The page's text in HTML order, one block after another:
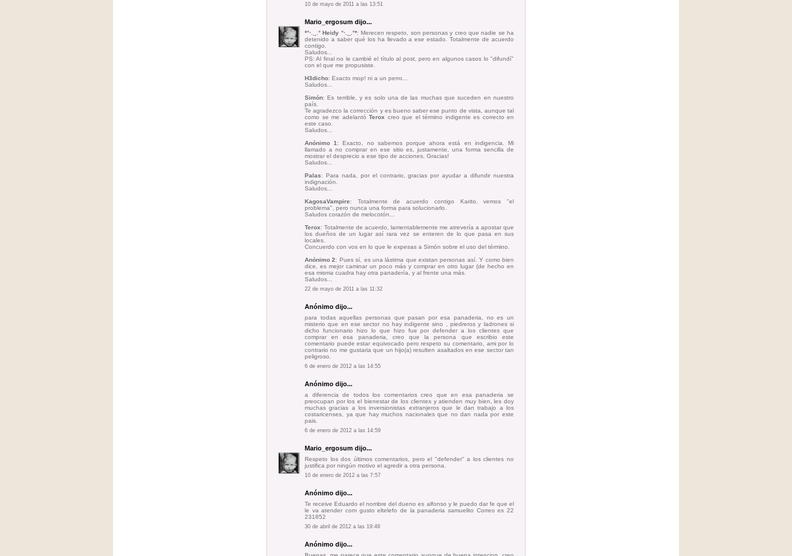
10 de mayo de 2011 a las 13:51
Mario_ergosum dijo...
*°·.¸¸.° Heidy °·.¸¸.°*: Merecen respeto, son personas y creo que nadie se ha
detenido a saber qué los ha llevado a ese estado. Totalmente de acuerdo
contigo.
Saludos...
PS: Al final no le cambié el título al post, pero en algunos casos lo "difundí"
con el que me propusiste.
H3dicho: Exacto mop! ni a un perro...
Saludos...
Simón: Es terrible, y es solo una de las muchas que suceden en nuestro
país.
Te agradezco la corrección y es bueno saber ese punto de vista, aunque tal
como se me adelantó Terox creo que el término indigente es correcto en
este caso.
Saludos...
Anónimo 1 : Exacto, no sabemos porque ahora está en indigencia. Mi
llamado a no comprar en ese sitio es, justamente, una forma sencilla de
mostrar el desprecio a ese tipo de acciones. Gracias!
Saludos...
Palas: Para nada, por el contrario, gracias por ayudar a difundir nuestra
indignación.
Saludos...
KagosaVampire: Totalmente de acuerdo contigo Karito, vemos "el
problema", pero nunca una forma para solucionarlo.
Saludos corazón de melocotón...
Terox: Totalmente de acuerdo, lamentablemente me atrevería a apostar que
los dueños de un lugar así rara vez se enteren de lo que pasa en sus
locales.
Concuerdo con vos en lo que le expesas a Simón sobre el uso del término.
Anónimo 2: Pues sí, es una lástima que existan personas así. Y como bien
dice, es mejor caminar un poco más y comprar en otro lugar (de hecho en
esa misma cuadra hay otra panadería, y al frente una más.
Saludos...
22 de mayo de 2011 a las 11:32
Anónimo dijo...
para todas aquellas personas que pasan por esa panaderia, no es un
misterio que en ese sector no hay indigente sino , piedreros y ladrones si
dicho funcionario hizo lo que hizo fue por defender a los clientes que
comprar en esa panaderia, creo que la persona que escribio este
comentario puede estar equivocado pero respeto su comentario, ami por lo
contrario no me gustaria que un hijo(a) resulten asaltados en ese sector tan
peligroso.
6 de enero de 2012 a las 14:55
Anónimo dijo...
a diferencia de todos los comentarios creo que en esa panaderia se
preocupan por los el bienestar de los clientes y atienden muy bien, les doy
muchas gracias a los inversionistas extranjeros que le dan trabajo a los
costaricenses, ya que hay muchos nacionales que no dan nada por este
pais.
6 de enero de 2012 a las 14:59
Mario_ergosum dijo...
Respeto los dos últimos comentarios, pero el "defender" a los clientes no
justifica por ningún motivo el agredir a otra persona.
10 de enero de 2012 a las 7:57
Anónimo dijo...
Te receive Eduardo el nombre del dueno es alfonso y le puedo dar fe que el
le va atender com gusto eltelefo de la panaderia samuelito Correo es 22
231852
30 de abril de 2012 a las 19:49
Anónimo dijo...